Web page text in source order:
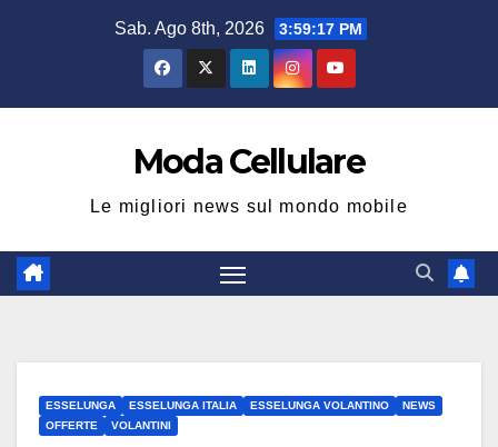
Sab. Ago 8th, 2026 3:59:17 PM
Moda Cellulare
Le migliori news sul mondo mobile
ESSELUNGA ESSELUNGA ITALIA ESSELUNGA VOLANTINO
NEWS
OFFERTE
VOLANTINI